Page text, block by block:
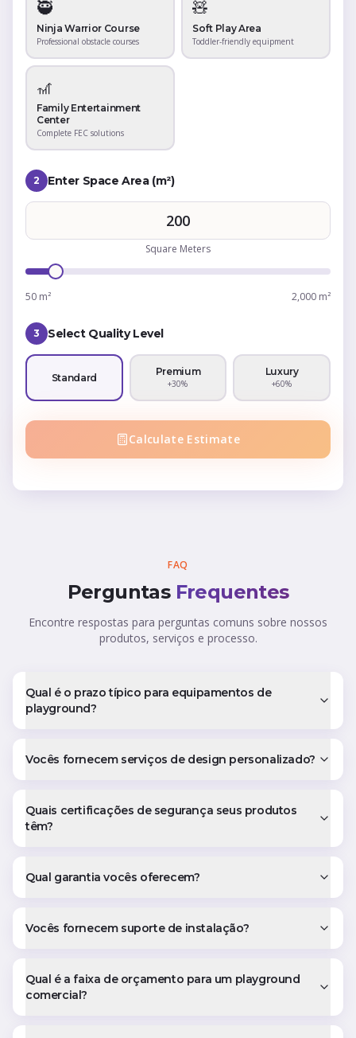
🥷
Ninja Warrior Course
Professional obstacle courses
🧸
Soft Play Area
Toddler-friendly equipment
🎢
Family Entertainment
Center
Complete FEC solutions
2 Enter Space Area (m²)
50 m² 2,000 m²
Square Meters
3 Select Quality Level
Standard Premium
+30%
Luxury
+60%
Calculate Estimate
FAQ
Perguntas Frequentes
Encontre respostas para perguntas comuns sobre nossos
produtos, serviços e processo.
Qual é o prazo típico para equipamentos de
playground?
Vocês fornecem serviços de design personalizado?
Quais certificações de segurança seus produtos
têm?
Qual garantia vocês oferecem?
Vocês fornecem suporte de instalação?
Qual é a faixa de orçamento para um playground
comercial?